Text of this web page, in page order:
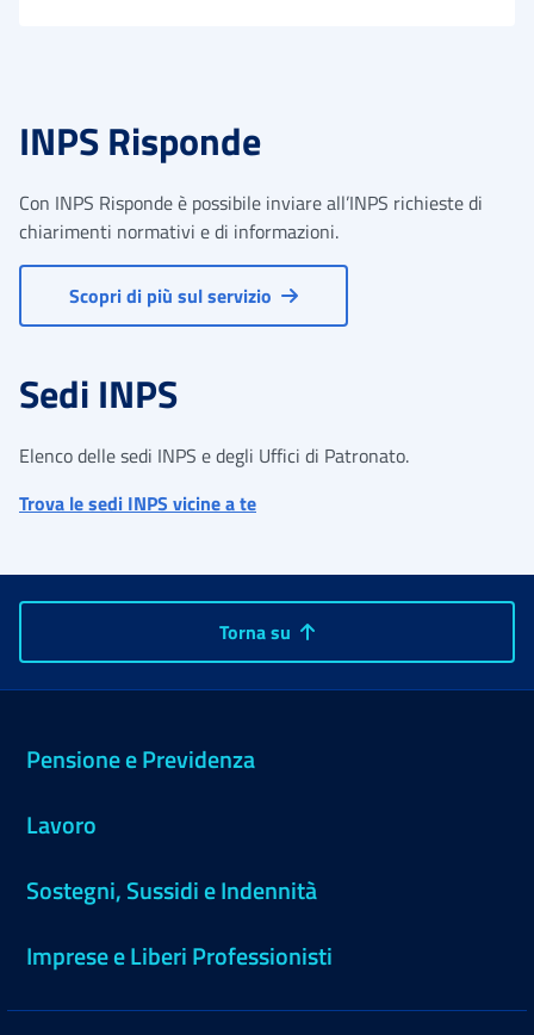
INPS Risponde
Con INPS Risponde è possibile inviare all’INPS richieste di
chiarimenti normativi e di informazioni.
Scopri di più sul servizio
Sedi INPS
Elenco delle sedi INPS e degli Uffici di Patronato.
Trova le sedi INPS vicine a te
Torna su
Pensione e Previdenza
Lavoro
Sostegni, Sussidi e Indennità
Imprese e Liberi Professionisti